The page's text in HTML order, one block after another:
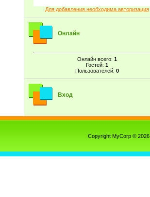
Для добавления необходима авторизация
Онлайн
Онлайн всего: 1
Гостей: 1
Пользователей: 0
Вход
Copyright MyCorp © 2026